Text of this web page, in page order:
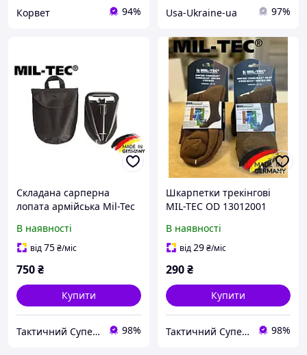
Корвет 94% Usa-Ukraine-ua 97%
Складана сарперна
лопата армійська Mil-Tec
В наявності
від75₴/міс
750₴
Купити
Тактичний Супермаркет 98%
Шкарпетки трекінгові
MIL-TEC OD 13012001
В наявності
від29₴/міс
290₴
Купити
Тактичний Супермаркет 98%